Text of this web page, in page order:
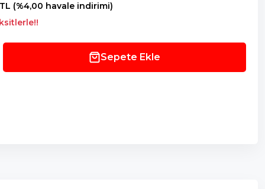
(%4,00 havale indirimi)
Sepete Ekle